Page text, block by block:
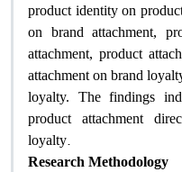
product identity on
on brand attachment,
attachment, product
attachment on brand
loyalty. The findings
product attachment
loyalty.
Research Methodology